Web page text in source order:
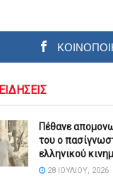
ΕΙΔΗΣΕΙΣ
Πέθανε
του ο
ελληνικού
28 ΙΟΥΛΊΟΥ, 2026